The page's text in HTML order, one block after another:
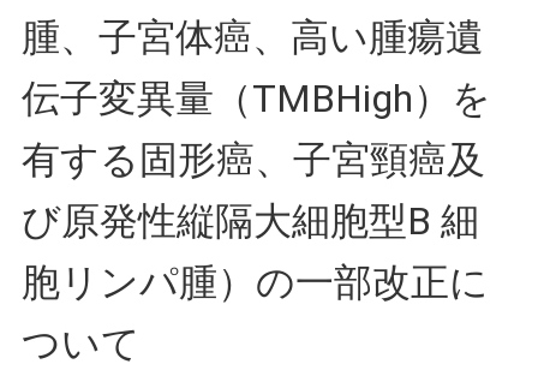
腫、子宮体癌、高い腫瘍遺
伝子変異量（TMBHigh）を
有する固形癌、子宮頸癌及
び原発性縦隔大細胞型B 細
胞リンパ腫）の一部改正に
ついて